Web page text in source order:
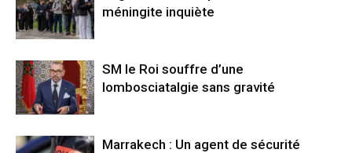
méningite inquiète
SM le Roi souffre d’une
lombosciatalgie sans gravité
Marrakech : Un agent de sécurité